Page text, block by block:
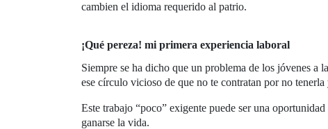
cambien el idioma requerido al patrio.
¡Qué pereza! mi primera experiencia laboral
Siempre se ha dicho que un problema de los jóvenes a
ese círculo vicioso de que no te contratan por no
Este trabajo “poco” exigente puede ser una
ganarse la vida.